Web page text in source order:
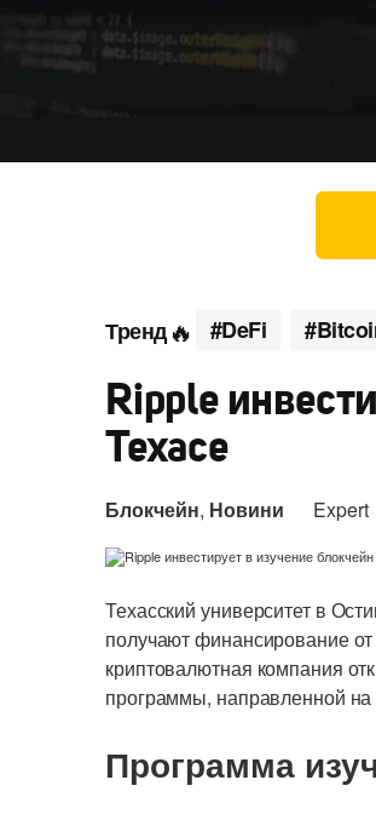
Тренд #DeFi
Ripple
Техасе
Блокчейн, Новини Expert
Техасский университет в
получают финансирование
криптовалютная компания
программы, направленной на
Программа